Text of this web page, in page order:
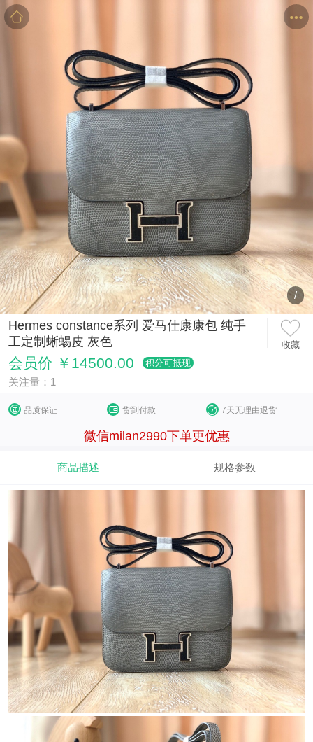
/
Hermes constance系列 爱马仕康康包 纯手
工定制蜥蜴皮 灰色
收藏
会员价 ￥14500.00 积分可抵现
关注量：1
品质保证 货到付款 7天无理由退货
微信milan2990下单更优惠
商品描述 规格参数